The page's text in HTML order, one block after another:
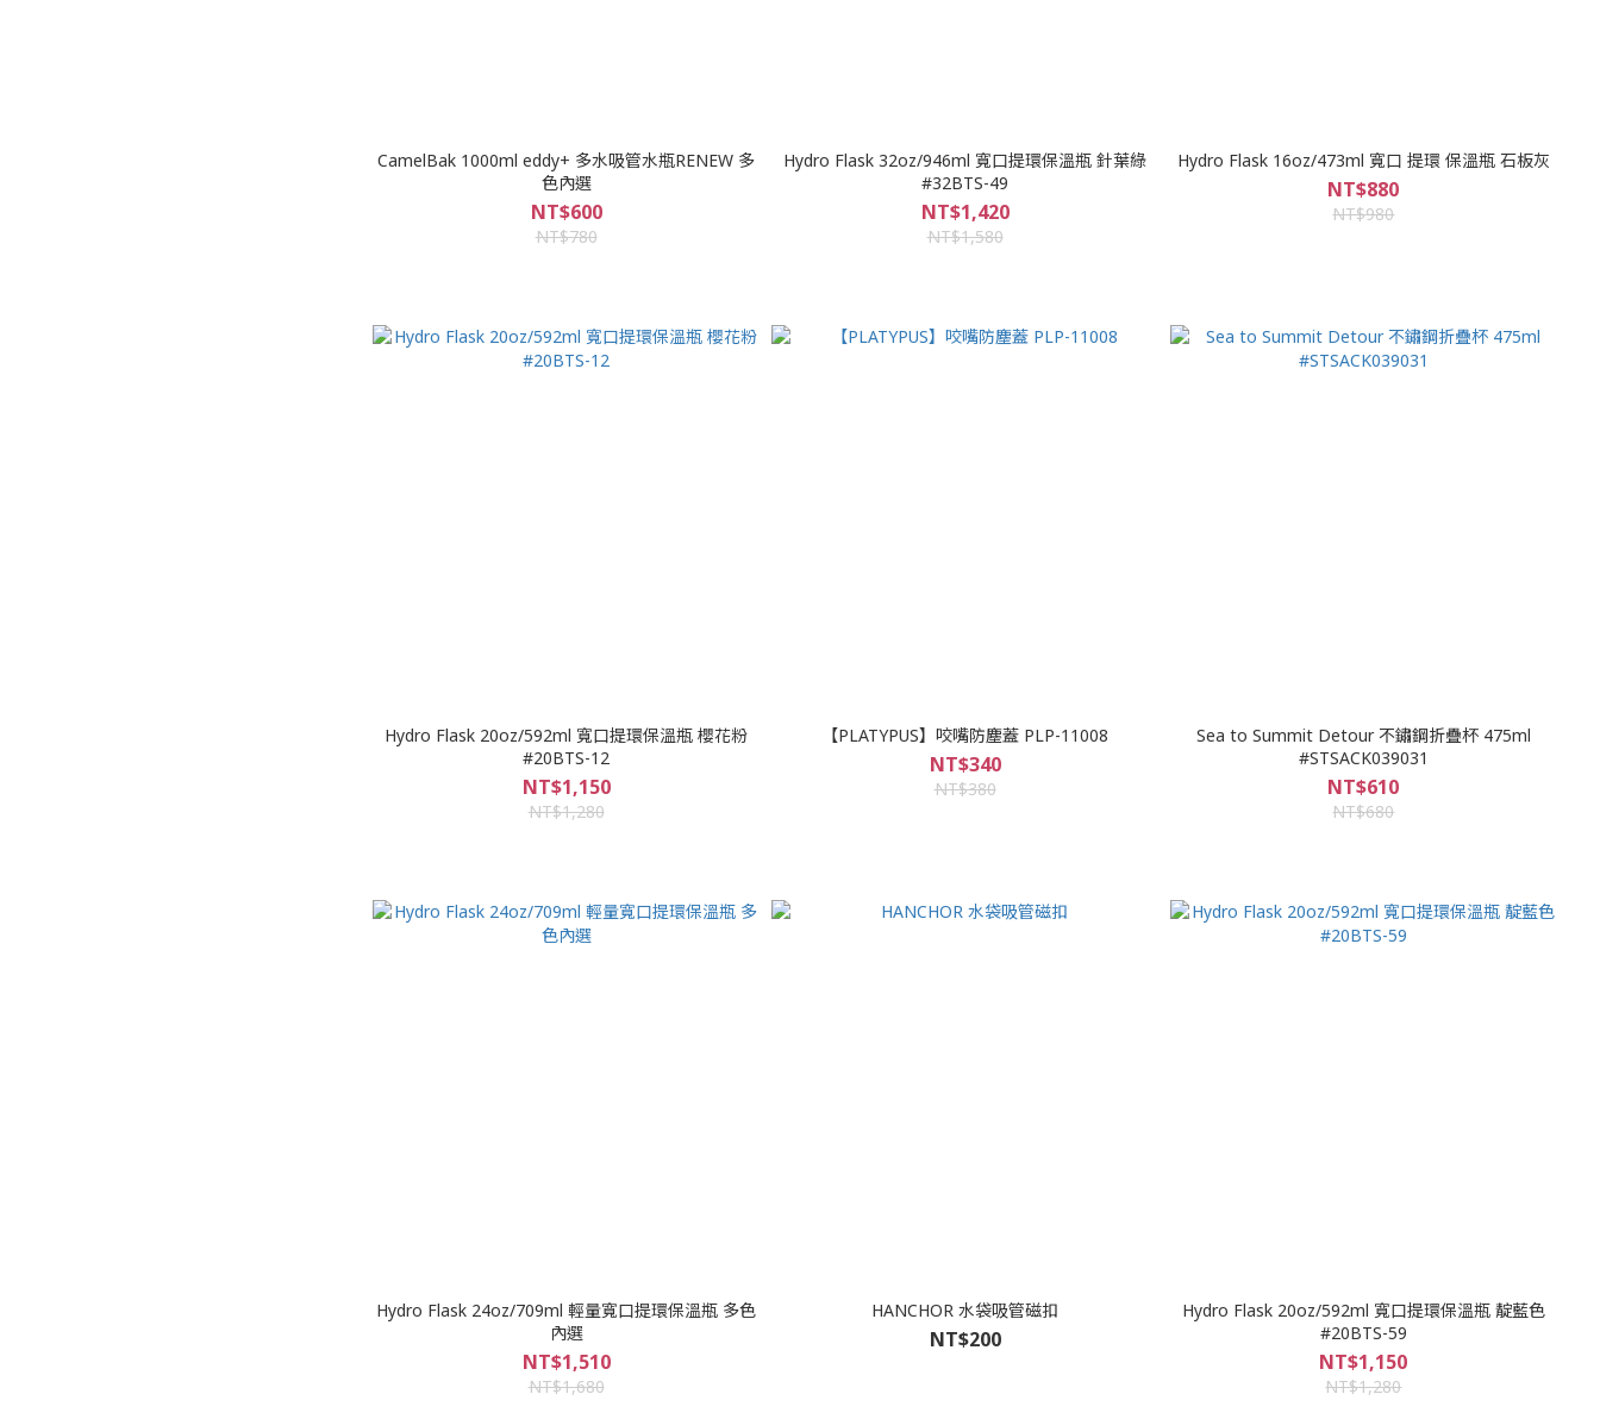
CamelBak 1000ml eddy+ 多水吸管水瓶RENEW 多
色內選
NT$600
NT$780
Hydro Flask 32oz/946ml 寬口提環保溫瓶 針葉綠
#32BTS-49
NT$1,420
NT$1,580
Hydro Flask 16oz/473ml 寬口 提環 保溫瓶 石板灰
NT$880
NT$980
Hydro Flask 20oz/592ml 寬口提環保溫瓶 櫻花粉
#20BTS-12
NT$1,150
NT$1,280
【PLATYPUS】咬嘴防塵蓋 PLP-11008
NT$340
NT$380
Sea to Summit Detour 不鏽鋼折疊杯 475ml
#STSACK039031
NT$610
NT$680
Hydro Flask 24oz/709ml 輕量寬口提環保溫瓶 多色
內選
NT$1,510
NT$1,680
HANCHOR 水袋吸管磁扣
NT$200
Hydro Flask 20oz/592ml 寬口提環保溫瓶 靛藍色
#20BTS-59
NT$1,150
NT$1,280